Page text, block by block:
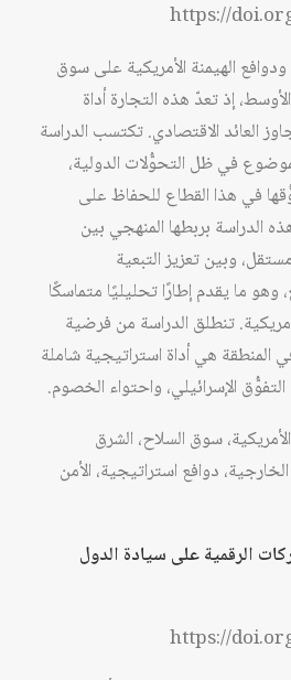
https://
الهيمنة الأمريكية على سوق
إذ تعدّ هذه التجارة أداة
العائد الاقتصادي. تكتسب الدراسة
في ظل التحوُّلات الدولية،
في هذا القطاع للحفاظ على
الدراسة بربطها المنهجي بين
وبين تعزيز التبعية
وهو ما يقدم إطارًا تحليليًا متماسكًا
تنطلق الدراسة من فرضية
المنطقة هي أداة استراتيجية شاملة
الإسرائيلي، واحتواء الخصوم.
سوق السلاح، الشرق
دوافع استراتيجية، الأمن
الرقمية على سيادة الدول
https://